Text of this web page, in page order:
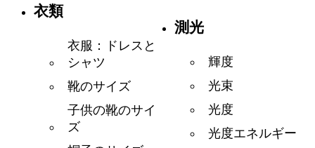
衣類
衣服：ドレスと
シャツ
靴のサイズ
子供の靴のサイ
ズ
測光
輝度
光束
光度
光度エネルギー